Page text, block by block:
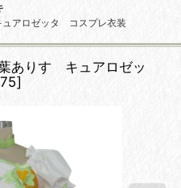
アロゼッタ コスプレ衣装
ありす キュアロゼッ
]